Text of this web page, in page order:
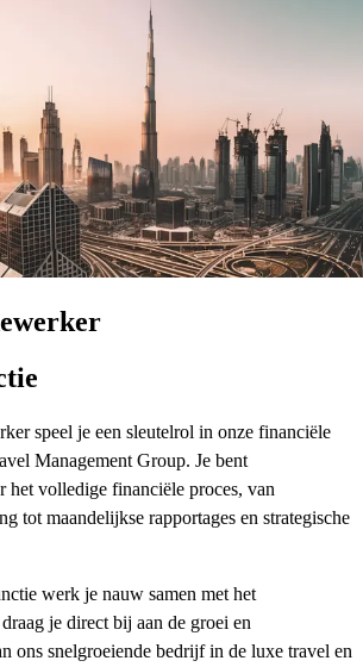
speel je een sleutelrol in onze financiële
Management Group. Je bent
volledige financiële proces, van
tot maandelijkse rapportages en strategische
werk je nauw samen met het
je direct bij aan de groei en
ons snelgroeiende bedrijf in de luxe travel en